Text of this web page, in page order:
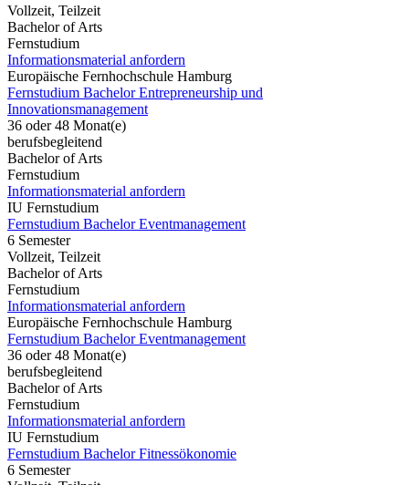
Vollzeit, Teilzeit
Bachelor of Arts
Fernstudium
Informationsmaterial anfordern
Europäische Fernhochschule Hamburg
Fernstudium Bachelor Entrepreneurship und
Innovationsmanagement
36 oder 48 Monat(e)
berufsbegleitend
Bachelor of Arts
Fernstudium
Informationsmaterial anfordern
IU Fernstudium
Fernstudium Bachelor Eventmanagement
6 Semester
Vollzeit, Teilzeit
Bachelor of Arts
Fernstudium
Informationsmaterial anfordern
Europäische Fernhochschule Hamburg
Fernstudium Bachelor Eventmanagement
36 oder 48 Monat(e)
berufsbegleitend
Bachelor of Arts
Fernstudium
Informationsmaterial anfordern
IU Fernstudium
Fernstudium Bachelor Fitnessökonomie
6 Semester